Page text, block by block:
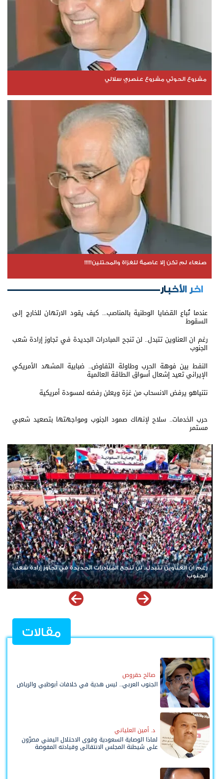
مشروع الحوثي مشروع عنصري سلالي
صنعاء لم تكن إلا عاصمة للغزاة والمحتلين!!!!!
اخر الأخبار
عندما تُباع القضايا الوطنية بالمناصب... كيف يقود الارتهان للخارج إلى
السقوط
رغم ان العناوين تتبدل.. لن تنجح المبادرات الجديدة في تجاوز إرادة شعب
الجنوب
النفط بين فوهة الحرب وطاولة التفاوض.. ضبابية المشهد الأمريكي
الإيراني تعيد إشعال أسواق الطاقة العالمية
نتنياهو يرفض الانسحاب من غزة ويعلن رفضه لمسودة أمريكية
حرب الخدمات.. سلاح لإنهاك صمود الجنوب ومواجهتها بتصعيد شعبي
مستمر
النفط بين فوهة الحرب وطاولة التفاوض.. ضبابية المشهد الأمريكي
الإيراني تعيد إشعال أسواق الطاقة العالمية
مقالات
صالح حقروص
الجنوب العربي.. ليس هدية في خلافات أبوظبي والرياض
د. أمين العلياني
لماذا الوصاية السعودية وقوى الاحتلال اليمني مصرّون
على شيطنة المجلس الانتقالي وقيادته المفوضة